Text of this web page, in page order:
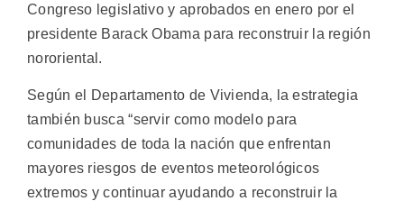
Congreso legislativo y aprobados en enero por el
presidente Barack Obama para reconstruir la región
nororiental.
Según el Departamento de Vivienda, la estrategia
también busca “servir como modelo para
comunidades de toda la nación que enfrentan
mayores riesgos de eventos meteorológicos
extremos y continuar ayudando a reconstruir la